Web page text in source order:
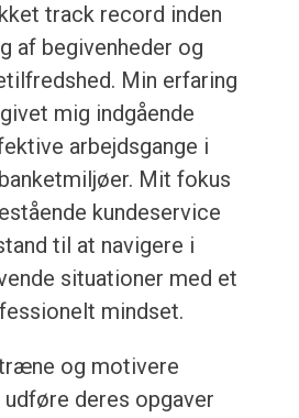
track record inden
af begivenheder og
Min erfaring
mig indgående
arbejdsgange i
Mit fokus
kundeservice
til at navigere i
situationer med et
mindset.
og motivere
deres opgaver